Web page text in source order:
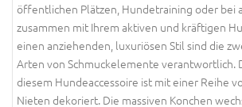
öffentlichen Plätzen, Hundetraining oder bei
zusammen mit Ihrem aktiven und kräftigen
einen anziehenden, luxuriösen Stil sind die
Arten von Schmuckelemente verantwortlich.
diesem Hundeaccessoire ist mit einer Reihe
Nieten dekoriert. Die massiven Konchen